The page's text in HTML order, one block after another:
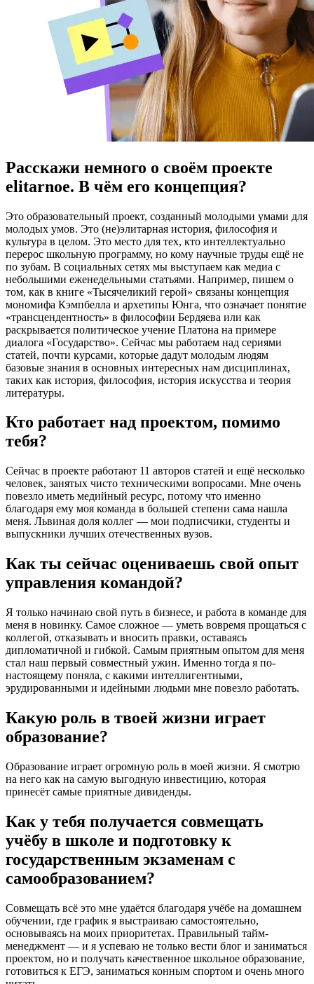
Расскажи немного о своём проекте
elitarnoe. В чём его концепция?
Это образовательный проект, созданный молодыми умами для
молодых умов. Это (не)элитарная история, философия и
культура в целом. Это место для тех, кто интеллектуально
перерос школьную программу, но кому научные труды ещё не
по зубам. В социальных сетях мы выступаем как медиа с
небольшими еженедельными статьями. Например, пишем о
том, как в книге «Тысячеликий герой» связаны концепция
мономифа Кэмпбелла и архетипы Юнга, что означает понятие
«трансцендентность» в философии Бердяева или как
раскрывается политическое учение Платона на примере
диалога «Государство». Сейчас мы работаем над сериями
статей, почти курсами, которые дадут молодым людям
базовые знания в основных интересных нам дисциплинах,
таких как история, философия, история искусства и теория
литературы.
Кто работает над проектом, помимо
тебя?
Сейчас в проекте работают 11 авторов статей и ещё несколько
человек, занятых чисто техническими вопросами. Мне очень
повезло иметь медийный ресурс, потому что именно
благодаря ему моя команда в большей степени сама нашла
меня. Львиная доля коллег — мои подписчики, студенты и
выпускники лучших отечественных вузов.
Как ты сейчас оцениваешь свой опыт
управления командой?
Я только начинаю свой путь в бизнесе, и работа в команде для
меня в новинку. Самое сложное — уметь вовремя прощаться с
коллегой, отказывать и вносить правки, оставаясь
дипломатичной и гибкой. Самым приятным опытом для меня
стал наш первый совместный ужин. Именно тогда я по-
настоящему поняла, с какими интеллигентными,
эрудированными и идейными людьми мне повезло работать.
Какую роль в твоей жизни играет
образование?
Образование играет огромную роль в моей жизни. Я смотрю
на него как на самую выгодную инвестицию, которая
принесёт самые приятные дивиденды.
Как у тебя получается совмещать
учёбу в школе и подготовку к
государственным экзаменам с
самообразованием?
Совмещать всё это мне удаётся благодаря учёбе на домашнем
обучении, где график я выстраиваю самостоятельно,
основываясь на моих приоритетах. Правильный тайм-
менеджмент — и я успеваю не только вести блог и заниматься
проектом, но и получать качественное школьное образование,
готовиться к ЕГЭ, заниматься конным спортом и очень много